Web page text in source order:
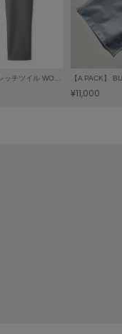
PT SAVONA ストレッチツイル WONDER SHAPE
¥11,000